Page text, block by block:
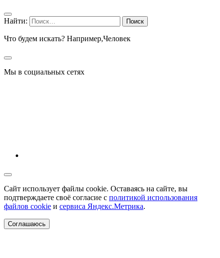
Найти:
Что будем искать? Например,Человек
Мы в социальных сетях
Сайт использует файлы cookie. Оставаясь на сайте, вы
подтверждаете своё согласие с политикой использования
файлов cookie и сервиса Яндекс.Метрика.
Соглашаюсь